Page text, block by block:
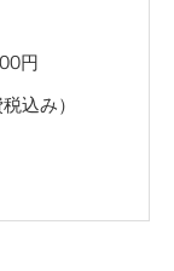
円
税込み）